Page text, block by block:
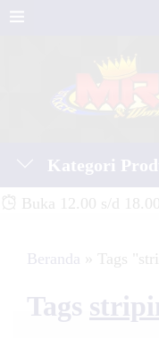
Kategori
Buka 12.00 s/d
Beranda » Tags
Tags